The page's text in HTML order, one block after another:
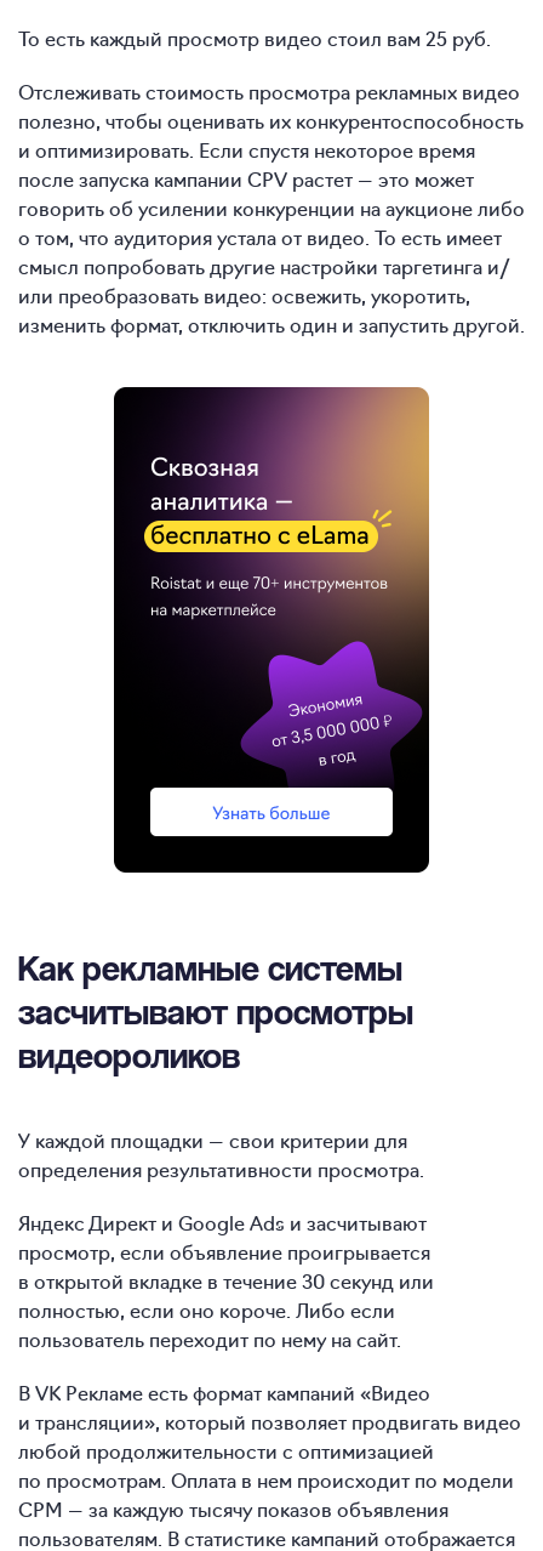
То есть каждый просмотр видео стоил вам 25 руб.
Отслеживать стоимость просмотра рекламных видео
полезно, чтобы оценивать их конкурентоспособность
и оптимизировать. Если спустя некоторое время
после запуска кампании CPV растет — это может
говорить об усилении конкуренции на аукционе либо
о том, что аудитория устала от видео. То есть имеет
смысл попробовать другие настройки таргетинга и/
или преобразовать видео: освежить, укоротить,
изменить формат, отключить один и запустить другой.
Как рекламные системы
засчитывают просмотры
видеороликов
У каждой площадки — свои критерии для
определения результативности просмотра.
Яндекс Директ и Google Ads и засчитывают
просмотр, если объявление проигрывается
в открытой вкладке в течение 30 секунд или
полностью, если оно короче. Либо если
пользователь переходит по нему на сайт.
В VK Рекламе есть формат кампаний «Видео
и трансляции», который позволяет продвигать видео
любой продолжительности с оптимизацией
по просмотрам. Оплата в нем происходит по модели
CPM — за каждую тысячу показов объявления
пользователям. В статистике кампаний отображается